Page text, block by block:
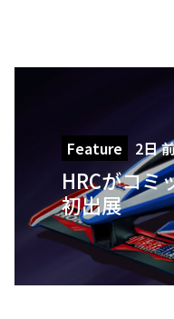
Feature 2日
HRCがコミ
初出展